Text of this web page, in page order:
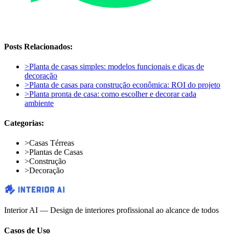
Posts Relacionados:
>Planta de casas simples: modelos funcionais e dicas de
decoração
>Planta de casas para construção econômica: ROI do projeto
>Planta pronta de casa: como escolher e decorar cada
ambiente
Categorias:
>Casas Térreas
>Plantas de Casas
>Construção
>Decoração
Interior AI — Design de interiores profissional ao alcance de todos
Casos de Uso